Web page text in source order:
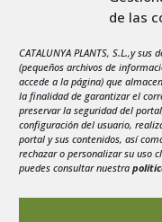
de las
CATALUNYA PLANTS, S.L.,y
(pequeños archivos de
accede a la página) que
la finalidad de garantizar el
preservar la seguridad del
configuración del usuario,
portal y sus contenidos, así
rechazar o personalizar su uso
puedes consultar nuestra
3
4 5
10
11 12
17
18 19
24
25 26
31